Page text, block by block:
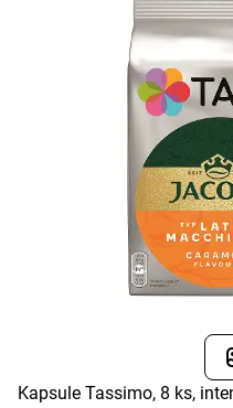
Kapsule Tassimo, 8 ks,